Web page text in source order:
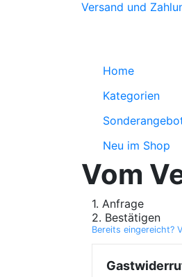
Versand und
Home
Kategorien
Neu im Shop
Vom
1. Anfrage
2. Bestätigen
Bereits eingereicht?